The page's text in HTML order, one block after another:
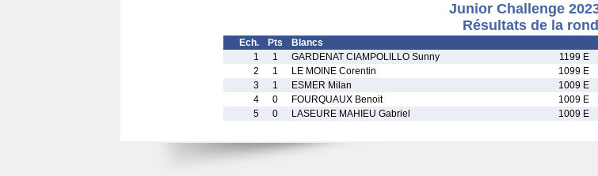
Junior Challenge
Résultats de la
Ech. Pts Blancs
1
1 GARDENAT CIAMPOLILLO Sunny 1199 E
2
1 LE MOINE Corentin 1099 E
3
1 ESMER Milan 1009 E
4
0 FOURQUAUX Benoit 1009 E
5
0 LASEURE MAHIEU Gabriel 1009 E